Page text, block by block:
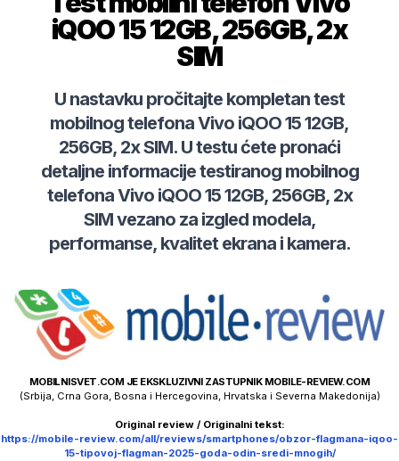
iQOO 15 12GB, 256GB, 2x
SIM
U nastavku pročitajte kompletan test
mobilnog telefonaVivo iQOO 15 12GB,
256GB, 2x SIM. U testu ćete pronaći
detaljne informacije testiranog mobilnog
telefonaVivo iQOO 15 12GB, 256GB, 2x
SIMvezano za izgled modela,
performanse, kvalitet ekrana i kamera.
MOBILNISVET.COM JE EKSKLUZIVNI ZASTUPNIK MOBILE-REVIEW.COM
(Srbija, Crna Gora, Bosna i Hercegovina, Hrvatska i Severna Makedonija)
Original review / Originalni tekst:
https://mobile-review.com/all/reviews/smartphones/obzor-flagmana-iqoo-
15-tipovoj-flagman-2025-goda-odin-sredi-mnogih/